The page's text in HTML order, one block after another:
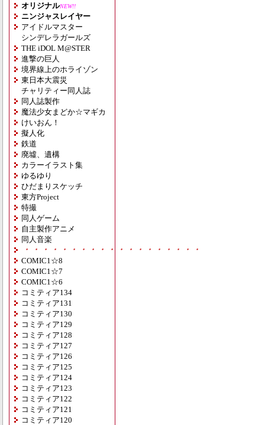
オリジナルNEW!!
ニンジャスレイヤー
アイドルマスター
シンデレラガールズ
THE iDOL M@STER
進撃の巨人
境界線上のホライゾン
東日本大震災
チャリティー同人誌
同人誌製作
魔法少女まどか☆マギカ
けいおん！
擬人化
鉄道
廃墟、遺構
カラーイラスト集
ゆるゆり
ひだまりスケッチ
東方Project
特撮
同人ゲーム
自主製作アニメ
同人音楽
・・・・・・・・・・・・・・・・・・・
COMIC1☆8
COMIC1☆7
COMIC1☆6
コミティア134
コミティア131
コミティア130
コミティア129
コミティア128
コミティア127
コミティア126
コミティア125
コミティア124
コミティア123
コミティア122
コミティア121
コミティア120